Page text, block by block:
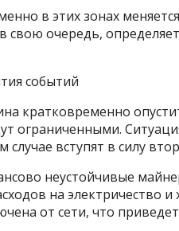
в этих зонах
свою очередь,
событий
кратковременно
ограниченными.
случае вступят в силу
неустойчивые
на электричество
от сети, что